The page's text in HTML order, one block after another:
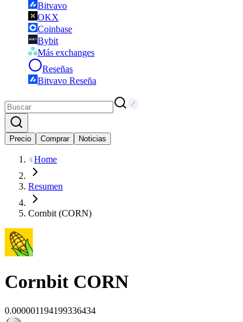
Bitvavo
OKX
Coinbase
Bybit
Más exchanges
Reseñas
Bitvavo Reseña
Precio Comprar Noticias
Home
Resumen
Cornbit (CORN)
Cornbit CORN
0.000001194199336434